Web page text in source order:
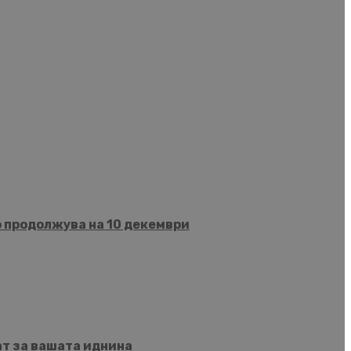
на 10 декември
за вашата иднина